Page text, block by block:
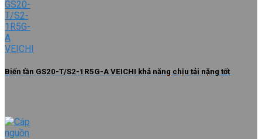
Biến tần GS20-T/S2-1R5G-A VEICHI khả năng chịu tải nặng tốt